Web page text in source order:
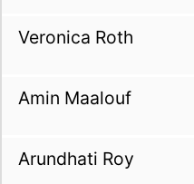
Veronica Roth
Amin Maalouf
Arundhati Roy